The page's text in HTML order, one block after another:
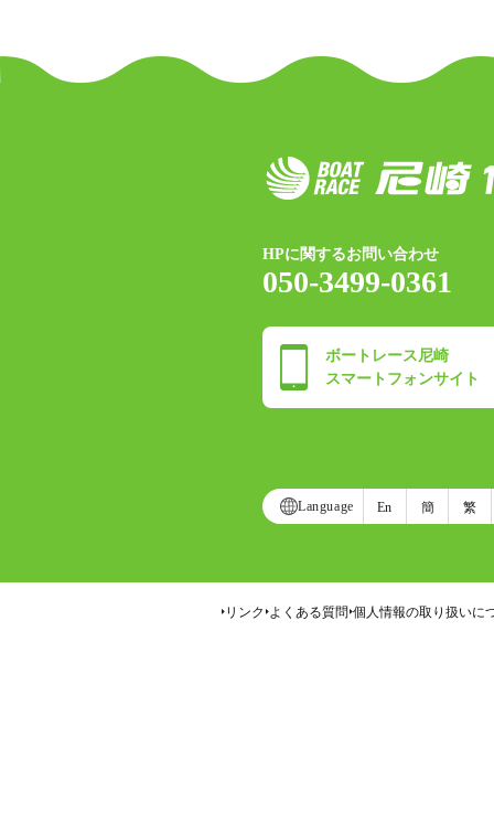
HPに関するお問い合わせ
050-3499-0361
ボートレース尼崎
スマートフォンサイト
Language En 簡 繁
リンク よくある質問 個人情報の取り扱いに